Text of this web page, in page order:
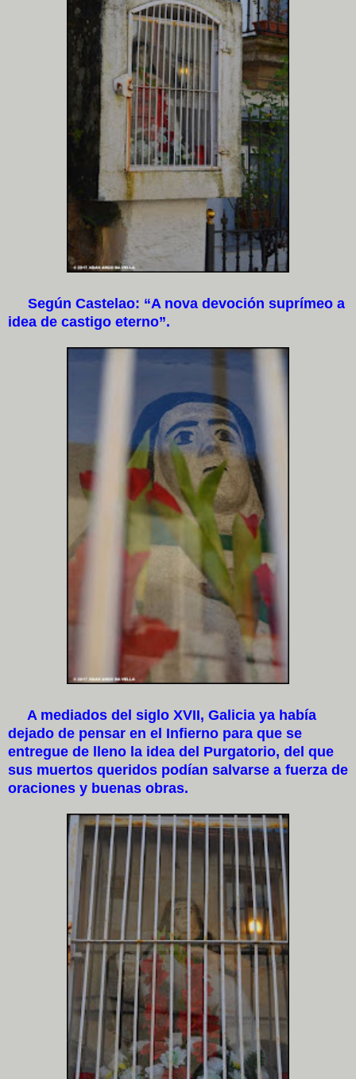
Según Castelao: “A nova devoción suprímeo a
idea de castigo eterno”.
A mediados del siglo XVII, Galicia ya había
dejado de pensar en el Infierno para que se
entregue de lleno la idea del Purgatorio, del que
sus muertos queridos podían salvarse a fuerza de
oraciones y buenas obras.